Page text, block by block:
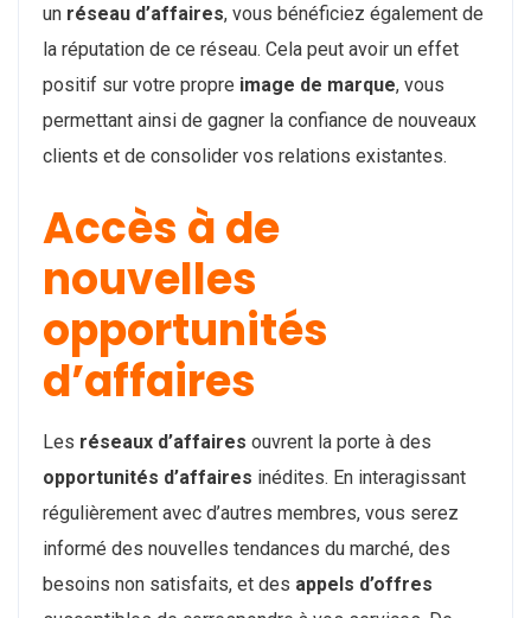
un réseau d’affaires, vous bénéficiez également de
la réputation de ce réseau. Cela peut avoir un effet
positif sur votre propre image de marque, vous
permettant ainsi de gagner la confiance de nouveaux
clients et de consolider vos relations existantes.
Accès à de
nouvelles
opportunités
d’affaires
Les réseaux d’affaires ouvrent la porte à des
opportunités d’affaires inédites. En interagissant
régulièrement avec d’autres membres, vous serez
informé des nouvelles tendances du marché, des
besoins non satisfaits, et des appels d’offres